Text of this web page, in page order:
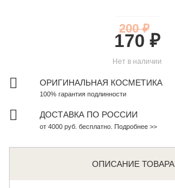
Нет в наличии
170 ₽
200 ₽
ОРИГИНАЛЬНАЯ КОСМЕТИКА
100% гарантия подлинности
ДОСТАВКА ПО РОССИИ
от 4000 руб. бесплатно. Подробнее >>
ОПИСАНИЕ ТОВАРА